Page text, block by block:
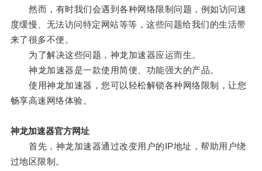
然而，有时我们会遇到各种网络限制问题，例如访问速
度缓慢、无法访问特定网站等等，这些问题给我们的生活带
来了很多不便。
为了解决这些问题，神龙加速器应运而生。
神龙加速器是一款使用简便、功能强大的产品。
使用神龙加速器，您可以轻松解锁各种网络限制，让您
畅享高速网络体验。
神龙加速器官方网址
首先，神龙加速器通过改变用户的IP地址，帮助用户绕
过地区限制。